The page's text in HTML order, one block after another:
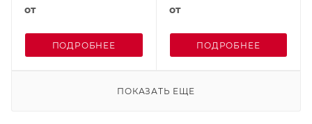
от
ПОДРОБНЕЕ
от
ПОДРОБНЕЕ
ПОКАЗАТЬ ЕЩЕ